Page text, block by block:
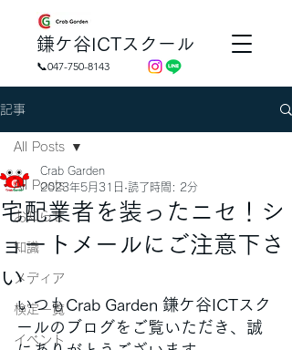
​鎌ケ谷ICTスクール
📞047-750-8143
記事
All Posts
お知らせ
知識
メディア
検定一覧
イベント
All Posts
宅配業者を装ったニセ！シ
ョートメールにご注意下さ
い
Crab Garden
2023年5月31日 読了時間: 2分
いつもCrab Garden 鎌ケ谷ICTスク
ールのブログをご覧いただき、誠